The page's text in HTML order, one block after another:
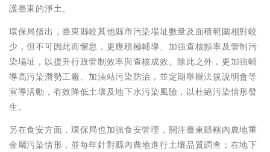
護臺東的淨土。
環保局指出，臺東縣較其他縣市污染場址數量及面積範圍相對較
少，但不可因此而懈怠，更應積極輔導、加強查核頻率及管制污
染場址，以提升行政管制效率與查核成效。除此之外，更加強輔
導高污染潛勢工廠、加油站污染防治，並定期舉辦法規說明會等
宣導活動，有效降低土壤及地下水污染風險，以杜絕污染情形發
生。
另在食安方面，環保局也加強食安管理，關注臺東縣轄內農地重
金屬污染情形，並每年針對縣內農地進行土壤品質調查；在地下